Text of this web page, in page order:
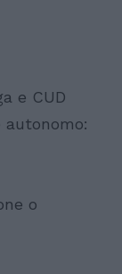
e CUD
o